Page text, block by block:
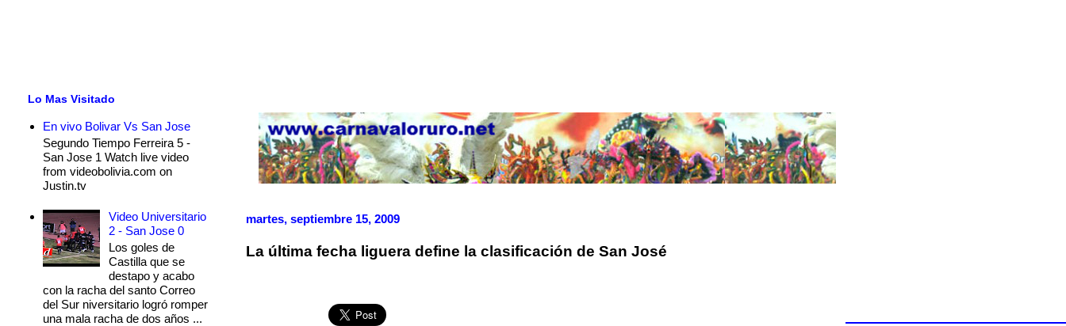
martes, septiembre 15, 2009
La última fecha liguera define la clasificación de San José
Lo Mas Visitado
En vivo Bolivar Vs San Jose
Segundo Tiempo Ferreira 5 -
San Jose 1 Watch live video
from videobolivia.com on
Justin.tv
Video Universitario
2 - San Jose 0
Los goles de
Castilla que se
destapo y acabo
con la racha del santo Correo
del Sur niversitario logró romper
una mala racha de dos años ...